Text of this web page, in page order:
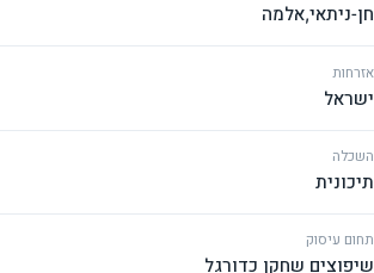
חן-ניתאי,אלמה
אזרחות
ישראל
השכלה
תיכונית
תחום עיסוק
שיפוצים שחקן כדורגל